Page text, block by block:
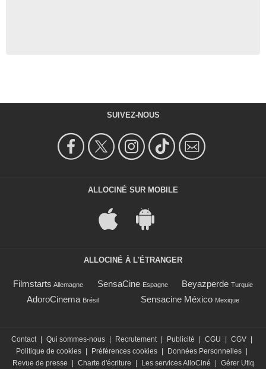
SUIVEZ-NOUS
ALLOCINÉ SUR MOBILE
ALLOCINÉ À L'ÉTRANGER
Filmstarts Allemagne SensaCine Espagne Beyazperde Turquie
AdoroCinema Brésil Sensacine México Mexique
Contact Qui sommes-nous Recrutement Publicité CGU CGV
Politique de cookies
Préférences cookies Données Personnelles
Revue de presse
Charte d'écriture Les services AlloCiné Gérer Utiq